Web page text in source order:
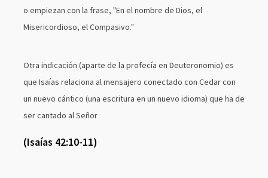
o empiezan con la frase, "En el nombre de Dios, el
Misericordioso, el Compasivo."
Otra indicación (aparte de la profecía en Deuteronomio) es
que Isaías relaciona al mensajero conectado con Cedar con
un nuevo cántico (una escritura en un nuevo idioma) que ha de
ser cantado al Señor
(Isaías 42:10-11)